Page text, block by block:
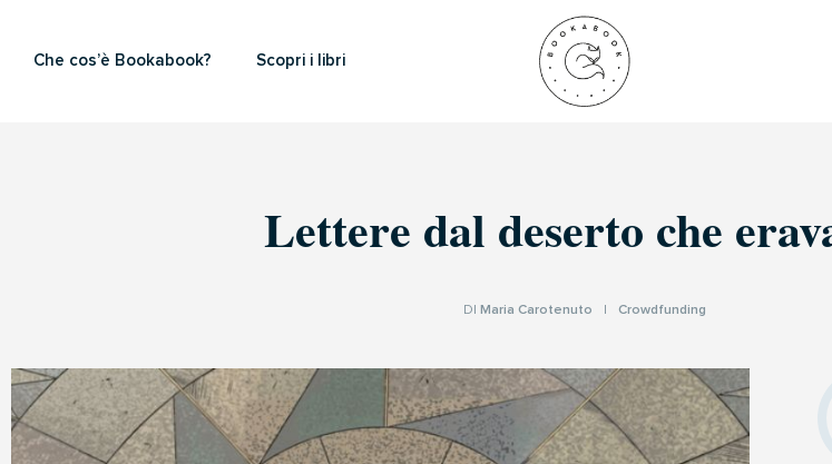
Che cos’è Bookabook? Scopri i libri
Lettere dal deserto che
DI Maria Carotenuto Crowdfunding